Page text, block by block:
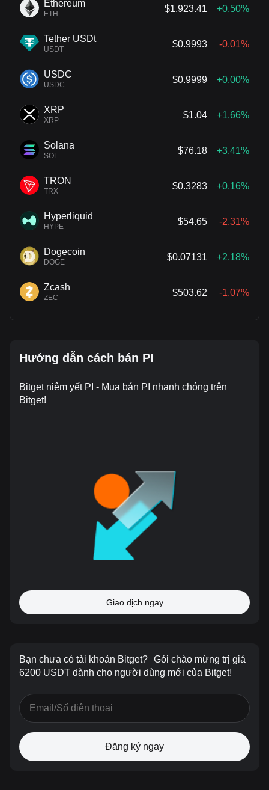
Ethereum
ETH
$1,923.41 +0.50%
Tether USDt
USDT
$0.9993 -0.01%
USDC
USDC
$0.9999 +0.00%
XRP
XRP
$1.04 +1.66%
Solana
SOL
$76.18 +3.41%
TRON
TRX
$0.3283 +0.16%
Hyperliquid
HYPE
$54.65 -2.31%
Dogecoin
DOGE
$0.07131 +2.18%
Zcash
ZEC
$503.62 -1.07%
Hướng dẫn cách bán PI
Bitget niêm yết PI - Mua bán PI nhanh chóng trên
Bitget!
Giao dịch ngay
Bạn chưa có tài khoản Bitget? Gói chào mừng trị giá
6200 USDT dành cho người dùng mới của Bitget!
Đăng ký ngay